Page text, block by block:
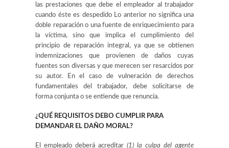
las prestaciones que debe el empleador al trabajador
cuando éste es despedido Lo anterior no significa una
doble reparación o una fuente de enriquecimiento para
la víctima, sino que implica el cumplimiento del
principio de reparación integral, ya que se obtienen
indemnizaciones que provienen de daños cuyas
fuentes son diversas y que merecen ser resarcidos por
su autor. En el caso de vulneración de derechos
fundamentales del trabajador, debe solicitarse de
forma conjunta o se entiende que renuncia.
¿QUÉ REQUISITOS DEBO CUMPLIR PARA
DEMANDAR EL DAÑO MORAL?
El empleado deberá acreditar (1) la culpa del agente